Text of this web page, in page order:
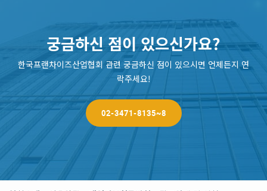
궁금하신 점이 있으신가요?
한국프랜차이즈산업협회 관련 궁금하신 점이 있으시면 언제든지 연
락주세요!
02-3471-8135~8